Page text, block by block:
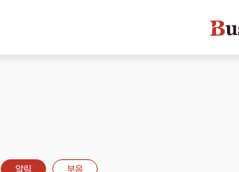
알림 부음